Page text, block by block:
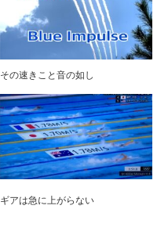
その速きこと音の如し
ギアは急に上がらない